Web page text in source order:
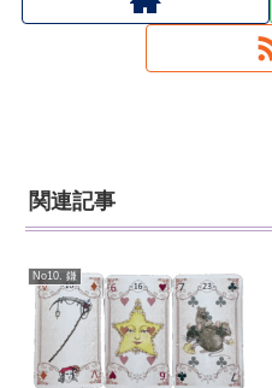
関連記事
No10. 鎌